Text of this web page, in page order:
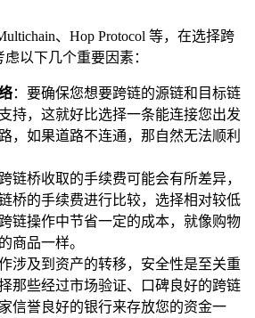
、Hop Protocol 等，在选择跨
以下几个重要因素：
：要确保您想要跨链的源链和目标链
持，这就好比选择一条能连接您出发
，如果道路不连通，那自然无法顺利
链桥收取的手续费可能会有所差异，
桥的手续费进行比较，选择相对较低
链操作中节省一定的成本，就像购物
商品一样。
涉及到资产的转移，安全性是至关重
那些经过市场验证、口碑良好的跨链
信誉良好的银行来存放您的资金一